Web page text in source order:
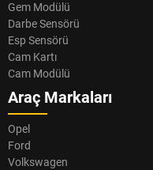
Gem Modülü
Darbe Sensörü
Esp Sensörü
Cam Kartı
Cam Modülü
Araç Markaları
Opel
Ford
Volkswagen